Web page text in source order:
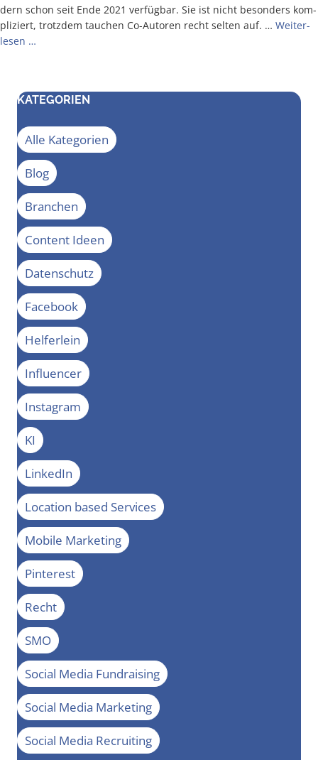
dern schon seit Ende 2021 ver­füg­bar. Sie ist nicht beson­ders kom­
pli­ziert, trotz­dem tau­chen Co-Autoren recht sel­ten auf. … Wei­ter­
le­sen …
KATEGORIEN
Alle Kategorien
Blog
Branchen
Content Ideen
Datenschutz
Facebook
Helferlein
Influencer
Instagram
KI
LinkedIn
Location based Services
Mobile Marketing
Pinterest
Recht
SMO
Social Media Fundraising
Social Media Marketing
Social Media Recruiting